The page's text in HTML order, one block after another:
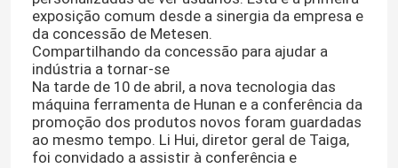
Casa
Produtos
Sobre nós
exposição comum desde a sinergia da empresa e
da concessão de Metesen.
Compartilhando da concessão para ajudar a
indústria a tornar-se
Na tarde de 10 de abril, a nova tecnologia das
máquina ferramenta de Hunan e a conferência da
promoção dos produtos novos foram guardadas
ao mesmo tempo. Li Hui, diretor geral de Taiga,
foi convidado a assistir à conferência e